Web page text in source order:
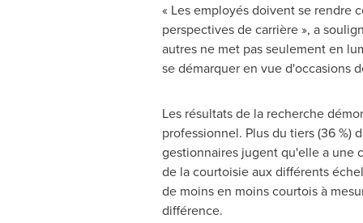
« Les employés doivent se rendre
perspectives de carrière », a
autres ne met pas seulement en
se démarquer en vue d'occasions
Les résultats de la recherche
professionnel. Plus du tiers (36 %)
gestionnaires jugent qu'elle a une
de la courtoisie aux différents
de moins en moins courtois à
différence.